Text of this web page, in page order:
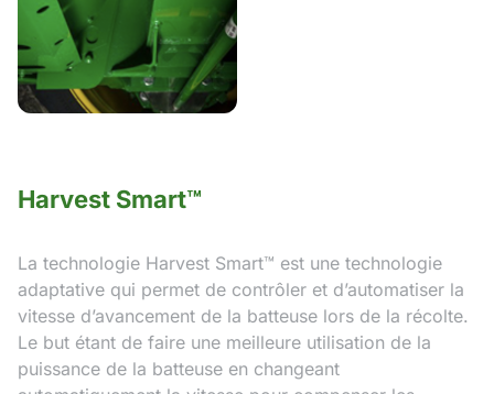
Harvest Smart™
La technologie Harvest Smart™ est une technologie
adaptative qui permet de contrôler et d’automatiser la
vitesse d’avancement de la batteuse lors de la récolte.
Le but étant de faire une meilleure utilisation de la
puissance de la batteuse en changeant